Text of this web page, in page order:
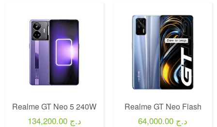
Realme GT Neo 5 240W
134,200.00 د.ج
Realme GT Neo Flash
64,000.00 د.ج